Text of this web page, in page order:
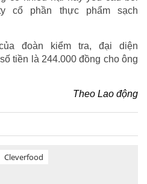
cổ phần thực phẩm sạch
đoàn kiểm tra, đại diện
tiền là 244.000 đồng cho ông
Theo Lao động
Cleverfood